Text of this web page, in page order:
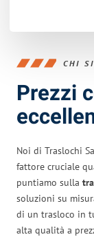
CHI
Prezzi
Noi di Traslochi
fattore cruciale
puntiamo sulla
soluzioni su
di un trasloco in
alta qualità a